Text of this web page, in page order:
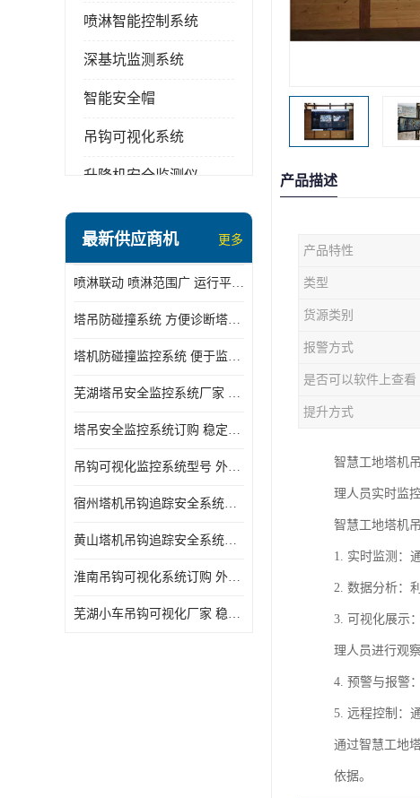
喷淋智能控制系统
深基坑监测系统
智能安全帽
吊钩可视化系统
升降机安全监测仪
最新供应商机 更多
喷淋联动 喷淋范围广 运行平稳 噪音小
塔吊防碰撞系统 方便诊断塔机状态 自动变焦智能化跟踪
塔机防碰撞监控系统 便于监督和管理 主要应用于塔机的实时监控
芜湖塔吊安全监控系统厂家 外观简洁大方 减少盲吊引发的事故
塔吊安全监控系统订购 稳定性高 结构清晰稳定
吊钩可视化监控系统型号 外观简洁大方 信号稳定 抗干扰性强
宿州塔机吊钩追踪安全系统厂家 提高工作效率 结构清晰稳定
黄山塔机吊钩追踪安全系统价格 可远程查看 减少盲吊引发的事故
淮南吊钩可视化系统订购 外观简洁大方 体积小 占用空间小
芜湖小车吊钩可视化厂家 稳定性高 可视吊装 降低盲吊风险
产品描述
产品特性
类型
货源类别
报警方式
是否可以软件上查看
提升方式
智慧工地塔机
理人员实时监
智慧工地塔机
1. 实时监测：
2. 数据分析：
3. 可视化展示
理人员进行观
4. 预警与报警
5. 远程控制：
通过智慧工地
依据。